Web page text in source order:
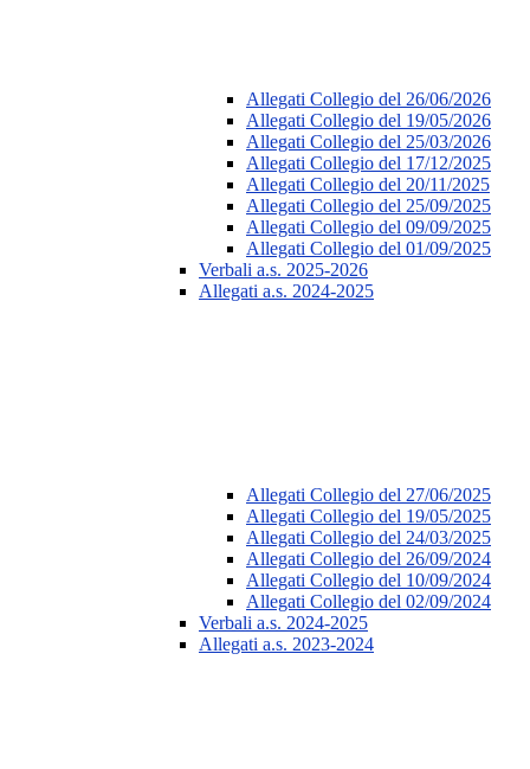
Allegati Collegio del 26/06/2026
Allegati Collegio del 19/05/2026
Allegati Collegio del 25/03/2026
Allegati Collegio del 17/12/2025
Allegati Collegio del 20/11/2025
Allegati Collegio del 25/09/2025
Allegati Collegio del 09/09/2025
Allegati Collegio del 01/09/2025
Verbali a.s. 2025-2026
Allegati a.s. 2024-2025
Allegati Collegio del 27/06/2025
Allegati Collegio del 19/05/2025
Allegati Collegio del 24/03/2025
Allegati Collegio del 26/09/2024
Allegati Collegio del 10/09/2024
Allegati Collegio del 02/09/2024
Verbali a.s. 2024-2025
Allegati a.s. 2023-2024